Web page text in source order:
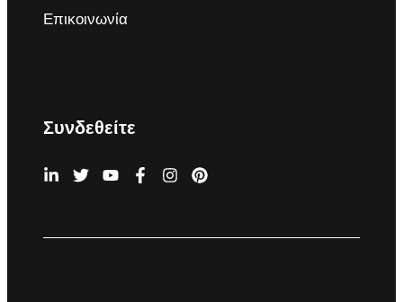
Επικοινωνία
Συνδεθείτε